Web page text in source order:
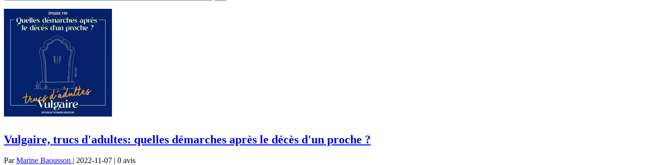
Vulgaire, trucs d'adultes: quelles démarches après le décès d'un proche ?
ParMarine Baousson | 2022-11-07 | 0 avis